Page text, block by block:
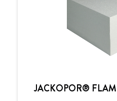
JACKOPOR®